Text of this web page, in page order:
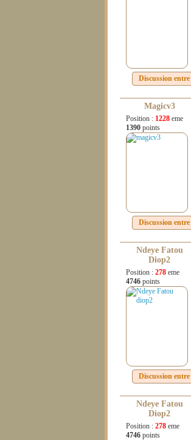
Discussion entre
Magicv3
Position : 1228 eme
1390 points
Discussion entre
Ndeye Fatou
Diop2
Position : 278 eme
4746 points
Discussion entre
Ndeye Fatou
Diop2
Position : 278 eme
4746 points